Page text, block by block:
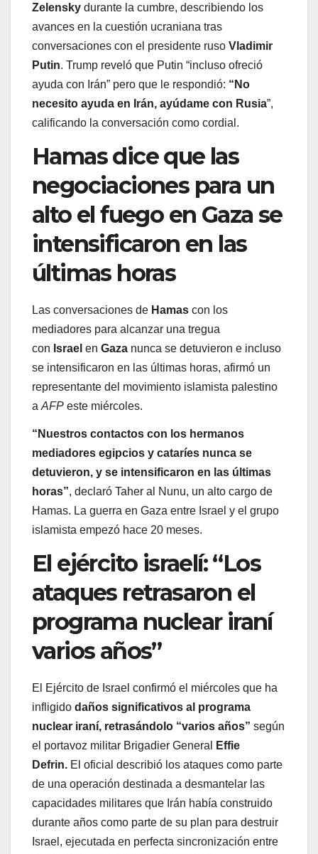
Zelensky durante la cumbre, describiendo los
avances en la cuestión ucraniana tras
conversaciones con el presidente ruso Vladimir
Putin. Trump reveló que Putin “incluso ofreció
ayuda con Irán” pero que le respondió: “No
necesito ayuda en Irán, ayúdame con Rusia”,
calificando la conversación como cordial.
Hamas dice que las
negociaciones para un
alto el fuego en Gaza se
intensificaron en las
últimas horas
Las conversaciones de Hamas con los
mediadores para alcanzar una tregua
con Israel en Gaza nunca se detuvieron e incluso
se intensificaron en las últimas horas, afirmó un
representante del movimiento islamista palestino
a AFP este miércoles.
“Nuestros contactos con los hermanos
mediadores egipcios y cataríes nunca se
detuvieron, y se intensificaron en las últimas
horas”, declaró Taher al Nunu, un alto cargo de
Hamas. La guerra en Gaza entre Israel y el grupo
islamista empezó hace 20 meses.
El ejército israelí: “Los
ataques retrasaron el
programa nuclear iraní
varios años”
El Ejército de Israel confirmó el miércoles que ha
infligido daños significativos al programa
nuclear iraní, retrasándolo “varios años” según
el portavoz militar Brigadier General
Effie
Defrin. El oficial describió los ataques como parte
de una operación destinada a desmantelar las
capacidades militares que Irán había construido
durante años como parte de su plan para destruir
Israel, ejecutada en perfecta sincronización entre